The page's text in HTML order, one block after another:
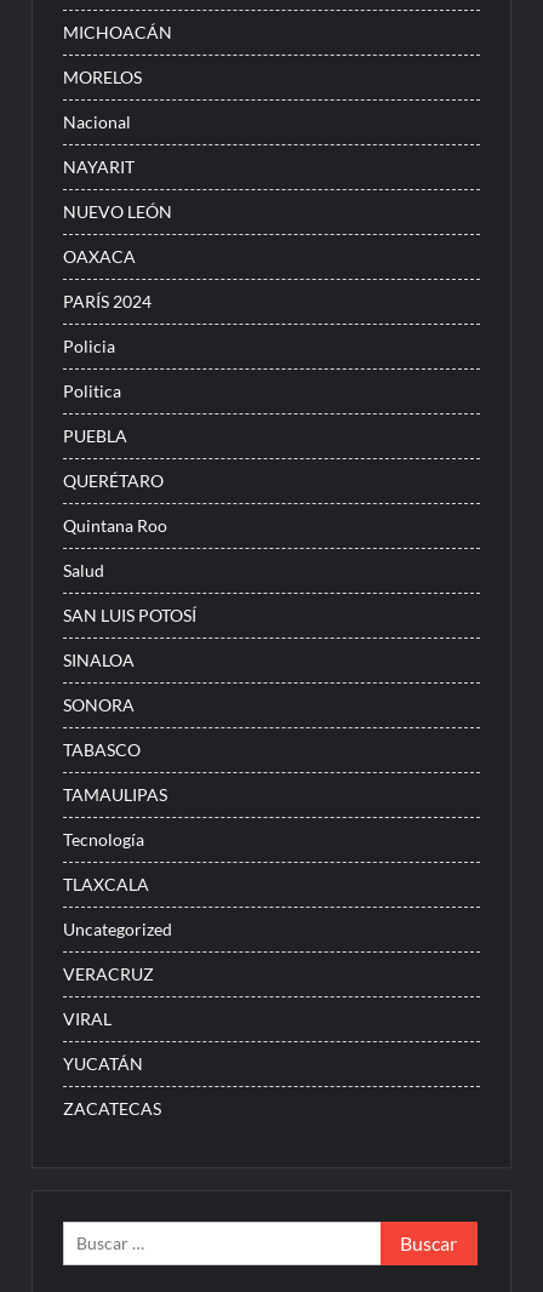
MICHOACÁN
MORELOS
Nacional
NAYARIT
NUEVO LEÓN
OAXACA
PARÍS 2024
Policia
Politica
PUEBLA
QUERÉTARO
Quintana Roo
Salud
SAN LUIS POTOSÍ
SINALOA
SONORA
TABASCO
TAMAULIPAS
Tecnología
TLAXCALA
Uncategorized
VERACRUZ
VIRAL
YUCATÁN
ZACATECAS
Buscar: